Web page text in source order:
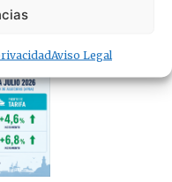
Aviso Legal